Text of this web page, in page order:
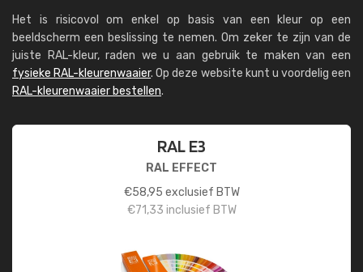
Het is risicovol om enkel op basis van een kleur op een
beeldscherm een beslissing te nemen. Om zeker te zijn van de
juiste RAL-kleur, raden we u aan gebruik te maken van een
fysieke RAL-kleurenwaaier. Op deze website kunt u voordelig een
RAL-kleurenwaaier bestellen.
RAL E3
RAL EFFECT
€58,95 exclusief BTW
€71,33 inclusief BTW